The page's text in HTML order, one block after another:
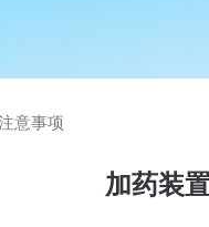
意事项
加药装